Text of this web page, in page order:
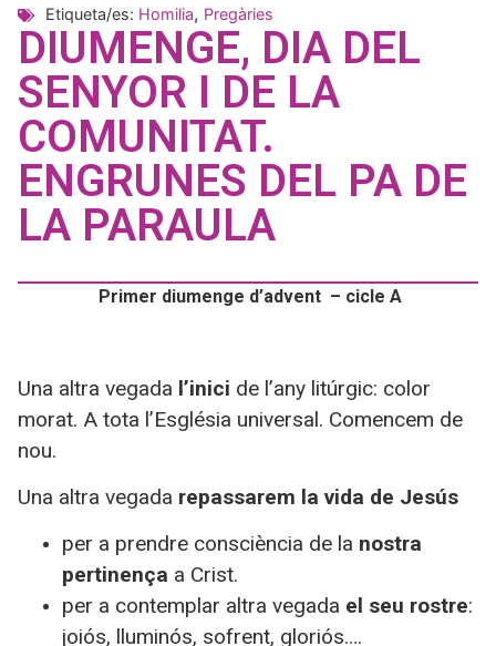
Etiqueta/es: Homilia, Pregàries
DIUMENGE, DIA DEL
SENYOR I DE LA
COMUNITAT.
ENGRUNES DEL PA DE
LA PARAULA
Primer diumenge d’advent – cicle A
Una altra vegada l’inici de l’any litúrgic: color
morat. A tota l’Església universal. Comencem de
nou.
Una altra vegada repassarem la vida de Jesús
per a prendre consciència de la nostra
pertinença a Crist.
per a contemplar altra vegada el seu rostre:
joiós, lluminós, sofrent, gloriós….